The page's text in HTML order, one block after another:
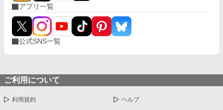
アプリ一覧
公式SNS一覧
ご利用について
利用規約 ヘルプ